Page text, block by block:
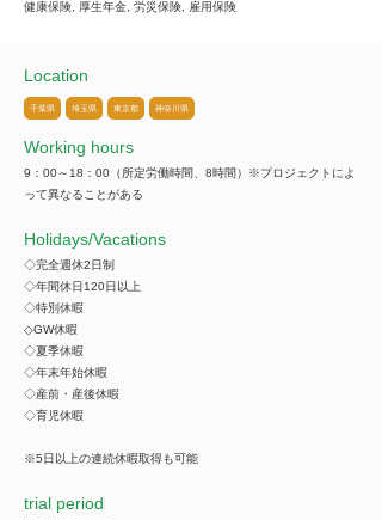
健康保険, 厚生年金, 労災保険, 雇用保険
Location
千葉県 埼玉県 東京都 神奈川県
Working hours
9：00～18：00（所定労働時間、8時間）※プロジェクトによ
って異なることがある
​Holidays/Vacations
◇完全週休2日制
◇年間休日120日以上
◇特別休暇
◇GW休暇
◇夏季休暇
◇年末年始休暇
◇産前・産後休暇
◇育児休暇
※5日以上の連続休暇取得も可能
trial period